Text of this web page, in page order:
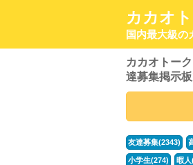
カカオ
国内最大級の
カカオトー
達募集掲示
友達募集(2343)
小学生(274) 暇人